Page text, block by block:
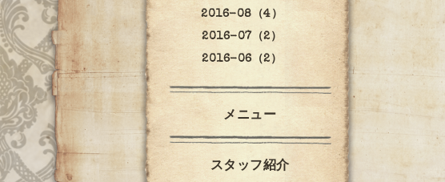
2016-08（4）
2016-07（2）
2016-06（2）
メニュー
スタッフ紹介